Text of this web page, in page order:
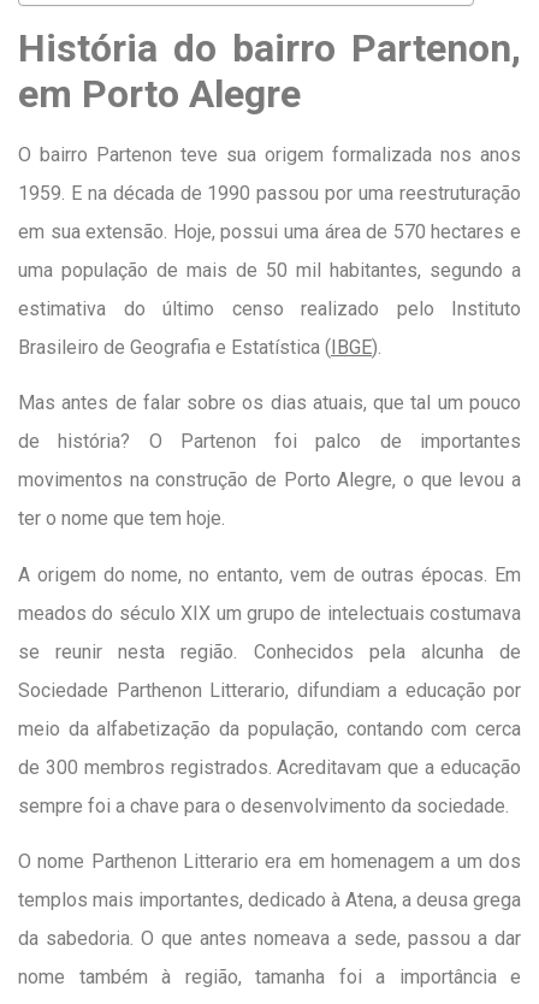
História do bairro Partenon,
em Porto Alegre
O bairro Partenon teve sua origem formalizada nos anos
1959. E na década de 1990 passou por uma reestruturação
em sua extensão. Hoje, possui uma área de 570 hectares e
uma população de mais de 50 mil habitantes, segundo a
estimativa do último censo realizado pelo Instituto
Brasileiro de Geografia e Estatística (IBGE).
Mas antes de falar sobre os dias atuais, que tal um pouco
de história? O Partenon foi palco de importantes
movimentos na construção de Porto Alegre, o que levou a
ter o nome que tem hoje.
A origem do nome, no entanto, vem de outras épocas. Em
meados do século XIX um grupo de intelectuais costumava
se reunir nesta região. Conhecidos pela alcunha de
Sociedade Parthenon Litterario, difundiam a educação por
meio da alfabetização da população, contando com cerca
de 300 membros registrados. Acreditavam que a educação
sempre foi a chave para o desenvolvimento da sociedade.
O nome Parthenon Litterario era em homenagem a um dos
templos mais importantes, dedicado à Atena, a deusa grega
da sabedoria. O que antes nomeava a sede, passou a dar
nome também à região, tamanha foi a importância e